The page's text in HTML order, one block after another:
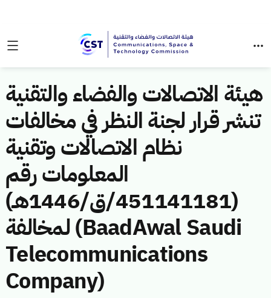
هيئة الاتصالات والفضاء والتقنية
تنشر قرار لجنة النظر في مخالفات
نظام الاتصالات وتقنية
المعلومات رقم
(451141181/ق/1446هـ)
لمخالفة (BaadAwal Saudi
Telecommunications
Company)